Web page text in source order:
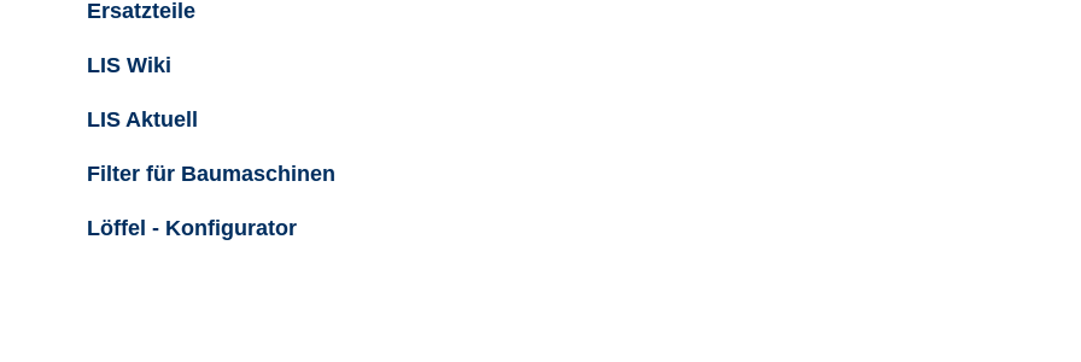
Ersatzteile
LIS Wiki
LIS Aktuell
Filter für Baumaschinen
Löffel - Konfigurator